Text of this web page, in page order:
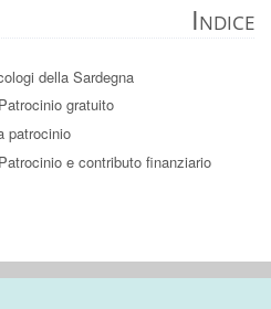
Indice
della Sardegna
gratuito
patrocinio
e contributo finanziario